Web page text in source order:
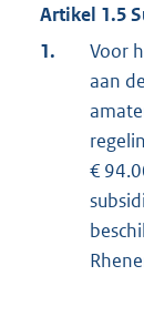
Artikel 1.5
1.
Voor
aan
€